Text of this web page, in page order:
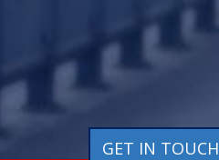
GET IN TOUCH